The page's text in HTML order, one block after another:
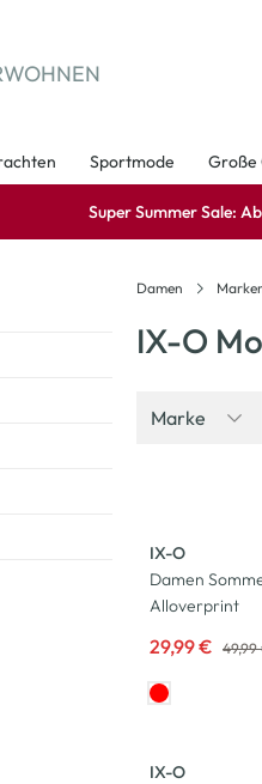
WOHNEN
Sportmode Große
Super Summer Sale:
Damen
IX-O
Marke
IX-O
Damen
Alloverprint
29,99 €
IX-O